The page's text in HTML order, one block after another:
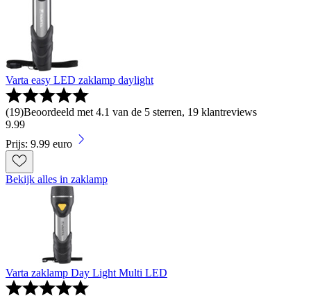
Varta easy LED zaklamp daylight
(19)Beoordeeld met 4.1 van de 5 sterren, 19 klantreviews
9.99
Prijs: 9.99 euro
Bekijk alles in zaklamp
Varta zaklamp Day Light Multi LED